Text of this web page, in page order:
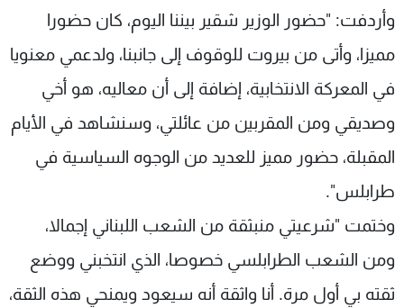
وأردفت: "حضور الوزير شقير بيننا اليوم، كان حضورا
مميزا، وأتى من بيروت للوقوف إلى جانبنا، ولدعمي معنويا
في المعركة الانتخابية، إضافة إلى أن معاليه، هو أخي
وصديقي ومن المقربين من عائلتي، وسنشاهد في الأيام
المقبلة، حضور مميز للعديد من الوجوه السياسية في
طرابلس".
وختمت "شرعيتي منبثقة من الشعب اللبناني إجمالا،
ومن الشعب الطرابلسي خصوصا، الذي انتخبني ووضع
ثقته بي أول مرة. أنا واثقة أنه سيعود ويمنحي هذه الثقة،